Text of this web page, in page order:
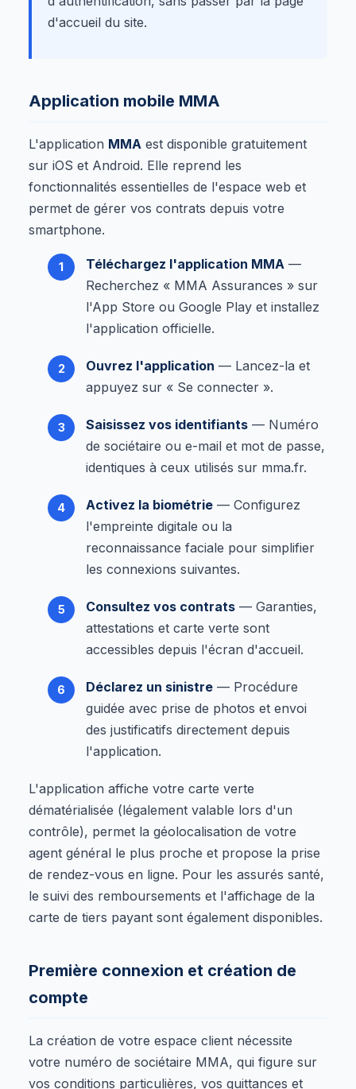
d'accueil du site.
Application mobile MMA
L'application MMA est disponible gratuitement
sur iOS et Android. Elle reprend les
fonctionnalités essentielles de l'espace web et
permet de gérer vos contrats depuis votre
smartphone.
Téléchargez l'application MMA —
Recherchez « MMA Assurances » sur
l'App Store ou Google Play et installez
l'application officielle.
Ouvrez l'application — Lancez-la et
appuyez sur « Se connecter ».
Saisissez vos identifiants — Numéro
de sociétaire ou e-mail et mot de passe,
identiques à ceux utilisés sur mma.fr.
Activez la biométrie — Configurez
l'empreinte digitale ou la
reconnaissance faciale pour simplifier
les connexions suivantes.
Consultez vos contrats — Garanties,
attestations et carte verte sont
accessibles depuis l'écran d'accueil.
Déclarez un sinistre — Procédure
guidée avec prise de photos et envoi
des justificatifs directement depuis
l'application.
L'application affiche votre carte verte
dématérialisée (légalement valable lors d'un
contrôle), permet la géolocalisation de votre
agent général le plus proche et propose la prise
de rendez-vous en ligne. Pour les assurés santé,
le suivi des remboursements et l'affichage de la
carte de tiers payant sont également disponibles.
Première connexion et création de
compte
La création de votre espace client nécessite
votre numéro de sociétaire MMA, qui figure sur
vos conditions particulières, vos quittances et